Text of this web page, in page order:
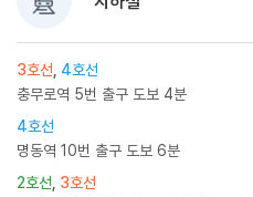
3호선 4호선
충무로역 5번 출구 도보 4분
4호선
명동역 10번 출구 도보 6분
2호선 3호선